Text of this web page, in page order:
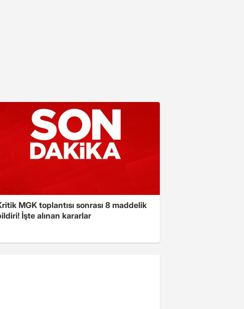
MGK toplantısı sonrası 8 maddelik
İşte alınan kararlar